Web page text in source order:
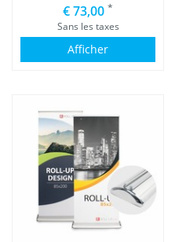
€ 73,00 *
Sans les taxes
Afficher